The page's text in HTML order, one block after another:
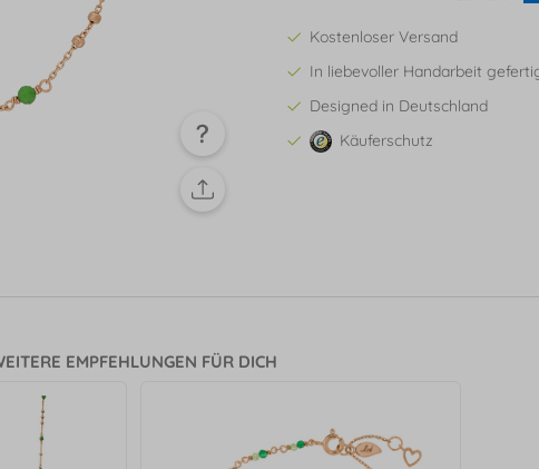
Kostenloser Versand
In liebevoller Handarbeit
Designed in Deutschland
Käuferschutz
EMPFEHLUNGEN FÜR DICH